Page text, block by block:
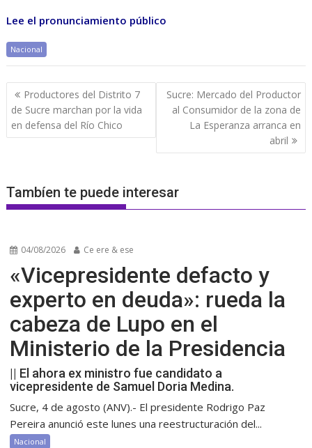
Lee el pronunciamiento público
Nacional
Navegación
de
entradas
Productores del Distrito 7
de Sucre marchan por la vida
en defensa del Río Chico
Sucre: Mercado del Productor
al Consumidor de la zona de
La Esperanza arranca en
abril
Tambíen te puede interesar
04/08/2026 Ce ere & ese
«Vicepresidente defacto y
experto en deuda»: rueda la
cabeza de Lupo en el
Ministerio de la Presidencia
|| El ahora ex ministro fue candidato a
vicepresidente de Samuel Doria Medina.
Sucre, 4 de agosto (ANV).- El presidente Rodrigo Paz
Pereira anunció este lunes una reestructuración del...
Nacional